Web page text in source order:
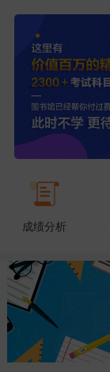
成绩分析